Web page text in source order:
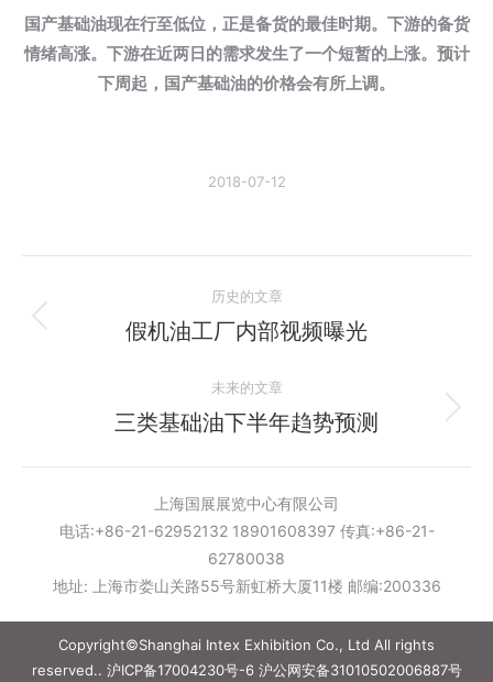
国产基础油现在行至低位，正是备货的最佳时期。下游的备货
情绪高涨。下游在近两日的需求发生了一个短暂的上涨。预计
下周起，国产基础油的价格会有所上调。
2018-07-12
章
历史的文章
历
的
文
假机油工厂内部视频曝光
未来的文章
未
文
章：
三类基础油下半年趋势预测
上海国展展览中心有限公司
电话:+86-21-62952132 18901608397 传真:+86-21-
62780038
地址: 上海市娄山关路55号新虹桥大厦11楼 邮编:200336
Copyright©Shanghai Intex Exhibition Co., Ltd All rights
reserved.. 沪ICP备17004230号-6沪公网安备31010502006887号